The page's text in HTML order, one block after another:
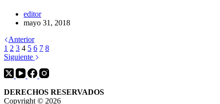
editor
mayo 31, 2018
Anterior
1 2 3 4 5 6 7 8
Siguiente
DERECHOS RESERVADOS
Copyright © 2026